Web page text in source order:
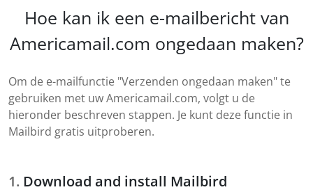
Hoe kan ik een e-mailbericht van
Americamail.com ongedaan maken?
Om de e-mailfunctie "Verzenden ongedaan maken" te
gebruiken met uw Americamail.com, volgt u de
hieronder beschreven stappen. Je kunt deze functie in
Mailbird gratis uitproberen.
Download and install Mailbird